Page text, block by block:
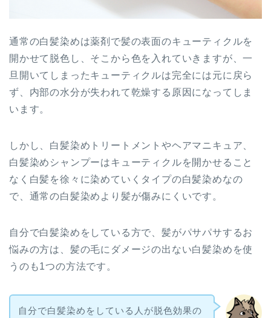
通常の白髪染めは薬剤で髪の表面のキューティクルを
開かせて脱色し、そこから色を入れていきますが、一
旦開いてしまったキューティクルは完全には元に戻ら
ず、内部の水分が失われて乾燥する原因になってしま
います。
しかし、白髪染めトリートメントやヘアマニキュア、
白髪染めシャンプーはキューティクルを開かせること
なく白髪を徐々に染めていくタイプの白髪染めなの
で、通常の白髪染めより髪が傷みにくいです。
自分で白髪染めをしている方で、髪がパサパサするお
悩みの方は、髪の毛にダメージの出ない白髪染めを使
うのも1つの方法です。
自分で白髪染めをしている人が脱色効果の